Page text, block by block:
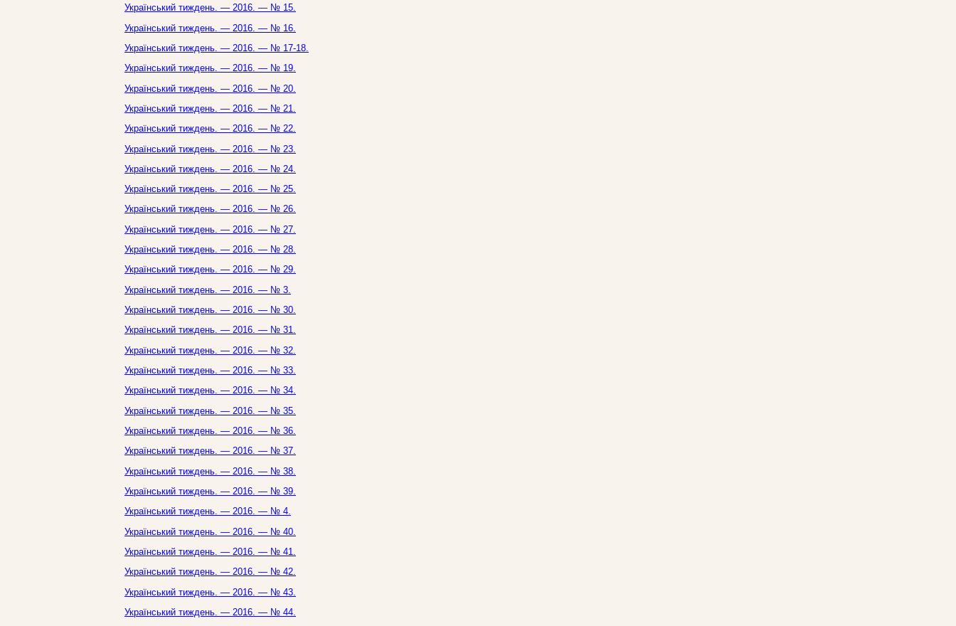
Український тиждень. — 2016. — № 15.
Український тиждень. — 2016. — № 16.
Український тиждень. — 2016. — № 17-18.
Український тиждень. — 2016. — № 19.
Український тиждень. — 2016. — № 20.
Український тиждень. — 2016. — № 21.
Український тиждень. — 2016. — № 22.
Український тиждень. — 2016. — № 23.
Український тиждень. — 2016. — № 24.
Український тиждень. — 2016. — № 25.
Український тиждень. — 2016. — № 26.
Український тиждень. — 2016. — № 27.
Український тиждень. — 2016. — № 28.
Український тиждень. — 2016. — № 29.
Український тиждень. — 2016. — № 3.
Український тиждень. — 2016. — № 30.
Український тиждень. — 2016. — № 31.
Український тиждень. — 2016. — № 32.
Український тиждень. — 2016. — № 33.
Український тиждень. — 2016. — № 34.
Український тиждень. — 2016. — № 35.
Український тиждень. — 2016. — № 36.
Український тиждень. — 2016. — № 37.
Український тиждень. — 2016. — № 38.
Український тиждень. — 2016. — № 39.
Український тиждень. — 2016. — № 4.
Український тиждень. — 2016. — № 40.
Український тиждень. — 2016. — № 41.
Український тиждень. — 2016. — № 42.
Український тиждень. — 2016. — № 43.
Український тиждень. — 2016. — № 44.